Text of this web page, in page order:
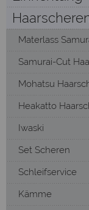
Materlass
Samurai-Cut
Mohatsu
Heakatto
Iwaski
Set Scheren
Schleifservice
Kämme